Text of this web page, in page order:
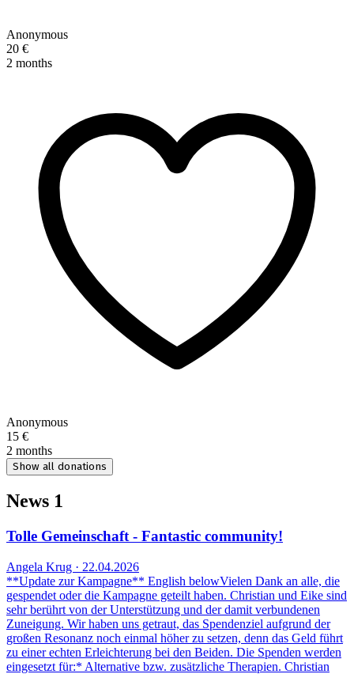
Anonymous
20 €
2 months
Anonymous
15 €
2 months
Show all donations
News 1
Tolle Gemeinschaft - Fantastic community!
Angela Krug · 22.04.2026
**Update zur Kampagne** English belowVielen Dank an alle, die
gespendet oder die Kampagne geteilt haben. Christian und Eike sind
sehr berührt von der Unterstützung und der damit verbundenen
Zuneigung. Wir haben uns getraut, das Spendenziel aufgrund der
großen Resonanz noch einmal höher zu setzen, denn das Geld führt
zu einer echten Erleichterung bei den Beiden. Die Spenden werden
eingesetzt für:* Alternative bzw. zusätzliche Therapien. Christian